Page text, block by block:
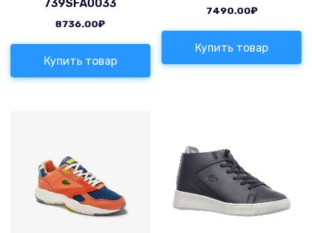
739SFA0033
8736.00₽
Купить товар
7490.00₽
Купить товар